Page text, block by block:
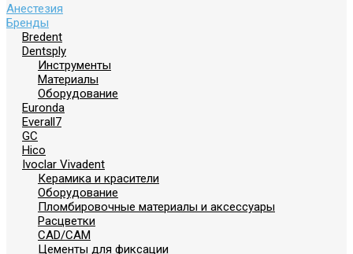
Анестезия
Бренды
Bredent
Dentsply
Инструменты
Материалы
Оборудование
Euronda
Everall7
GC
Hico
Ivoclar Vivadent
Керамика и красители
Оборудование
Пломбировочные материалы и аксессуары
Расцветки
СAD/CAM
Цементы для фиксации